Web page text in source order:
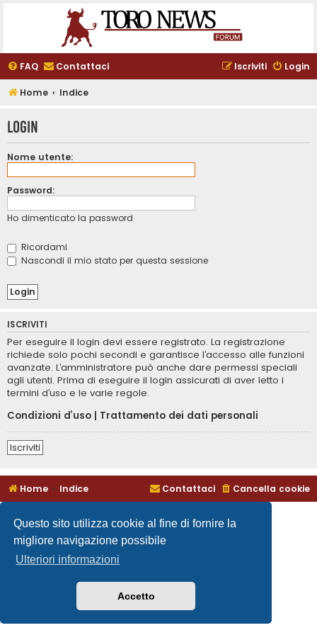
Questo sito utilizza cookie al fine di fornire la
migliore navigazione possibile
Ulteriori informazioni
Accetto
FAQ Contattaci Login
Iscriviti
Home Indice
Login
Nome utente:
Password:
Ho dimenticato la password
Ricordami
Nascondi il mio stato per questa sessione
ISCRIVITI
Per eseguire il login devi essere registrato. La registrazione
richiede solo pochi secondi e garantisce l’accesso alle funzioni
avanzate. L’amministratore può anche dare permessi speciali
agli utenti. Prima di eseguire il login assicurati di aver letto i
termini d’uso e le varie regole.
Condizioni d’uso | Trattamento dei dati personali
Iscriviti
Home Indice Cancella cookie
Contattaci